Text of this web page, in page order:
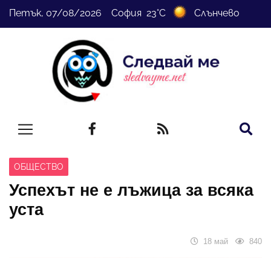
Петък, 07/08/2026 София 23°C Слънчево
ОБЩЕСТВО
Успехът не е лъжица за всяка
уста
18 май 840